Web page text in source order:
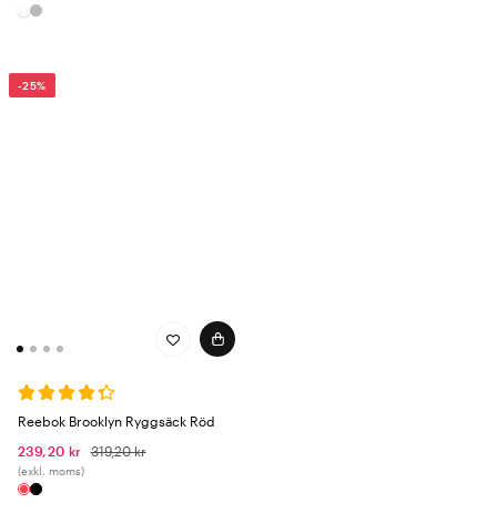
-25%
Reebok Brooklyn Ryggsäck Röd
239,20 kr
319,20 kr
(exkl. moms)